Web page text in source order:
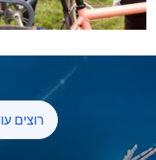
רוצים